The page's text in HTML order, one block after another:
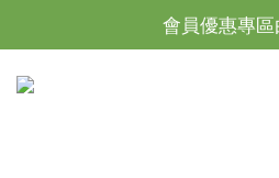
台灣滿NT$全館滿1200免運
會員優惠專區
台灣滿NT$全館滿1200免運